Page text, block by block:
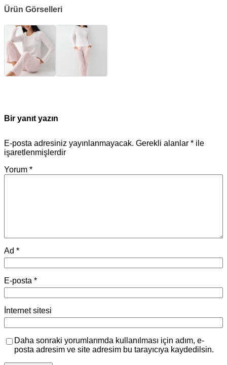
Ürün Görselleri
Bir yanıt yazın
E-posta adresiniz yayınlanmayacak. Gerekli alanlar * ile
işaretlenmişlerdir
Yorum *
Ad *
E-posta *
İnternet sitesi
Daha sonraki yorumlarımda kullanılması için adım, e-
posta adresim ve site adresim bu tarayıcıya kaydedilsin.